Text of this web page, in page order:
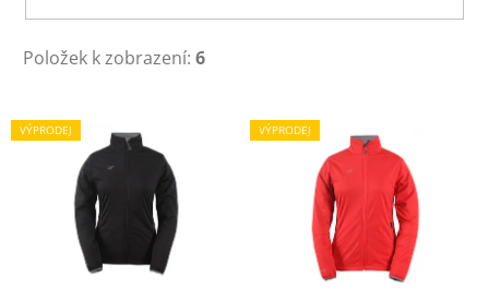
Položek k zobrazení: 6
V
ý
VÝPRODEJ VÝPRODEJ